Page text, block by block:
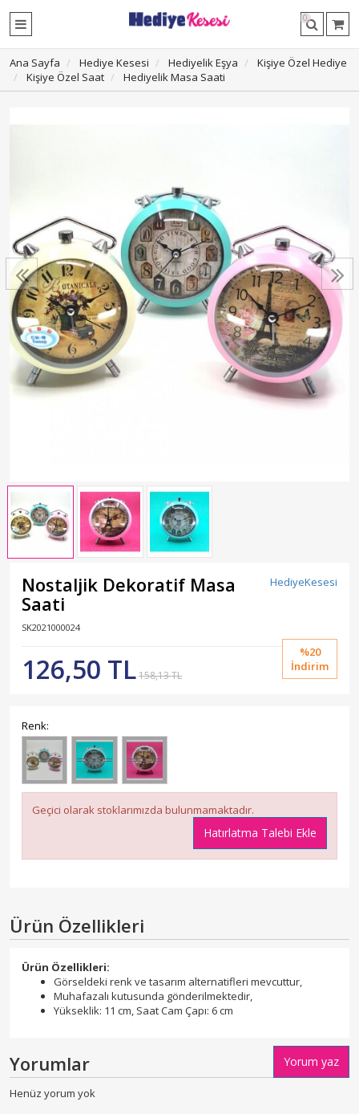
0
Ana Sayfa Hediye Kesesi Hediyelik Eşya
Kişiye Özel Hediye
Kişiye Özel Saat
Hediyelik Masa Saati
HediyeKesesi
Nostaljik Dekoratif Masa
Saati
SK2021000024
%20
İndirim
126,50 TL158,13 TL
Renk:
Geçici olarak stoklarımızda bulunmamaktadır.
Hatırlatma Talebi Ekle
Ürün Özellikleri
Ürün Özellikleri:
Görseldeki renk ve tasarım alternatifleri mevcuttur,
Muhafazalı kutusunda gönderilmektedir,
Yükseklik: 11 cm, Saat Cam Çapı: 6 cm
Yorumlar Yorum yaz
Henüz yorum yok